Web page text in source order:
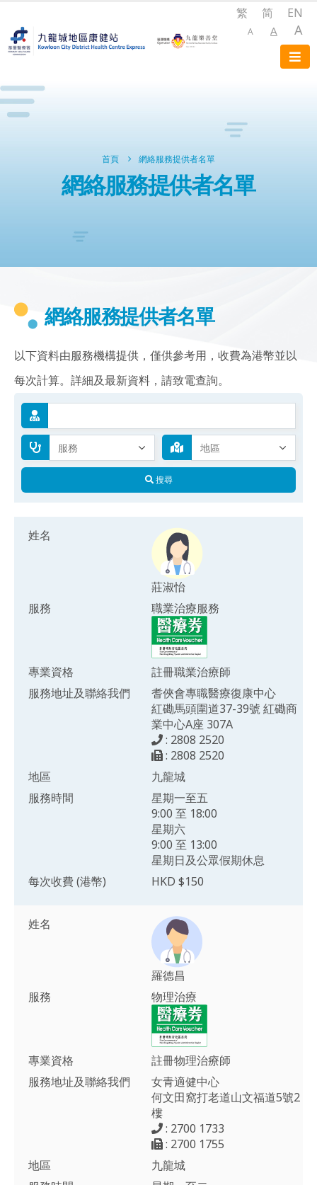
繁 简 EN
A A A
首頁 網絡服務提供者名單
網絡服務提供者名單
網絡服務提供者名單
以下資料由服務機構提供，僅供參考用，收費為港幣並以
每次計算。詳細及最新資料，請致電查詢。
搜尋
姓名
莊淑怡
服務
職業治療服務
專業資格
註冊職業治療師
服務地址及聯絡我們
耆俠會專職醫療復康中心
紅磡馬頭圍道37-39號 紅磡商
業中心A座 307A
: 2808 2520
: 2808 2520
地區
九龍城
服務時間
星期一至五
9:00 至 18:00
星期六
9:00 至 13:00
星期日及公眾假期休息
每次收費 (港幣)
HKD $150
姓名
羅德昌
服務
物理治療
專業資格
註冊物理治療師
服務地址及聯絡我們
女青適健中心
何文田窩打老道山文福道5號2
樓
: 2700 1733
: 2700 1755
地區
九龍城